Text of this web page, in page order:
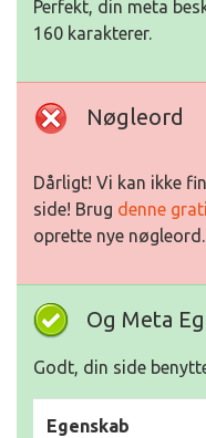
Perfekt, din meta
160 karakterer.
Nøgleord
Dårligt! Vi kan ikke
side! Brug denne
oprette nye nøgleord.
Og Meta
Godt, din side
Egenskab